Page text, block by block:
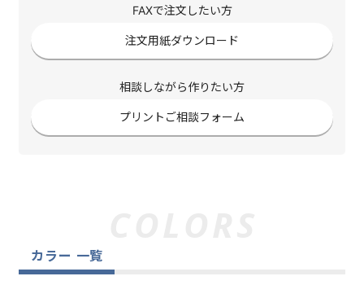
FAXで注文したい方
注文用紙ダウンロード
相談しながら作りたい方
プリントご相談フォーム
カラー 一覧